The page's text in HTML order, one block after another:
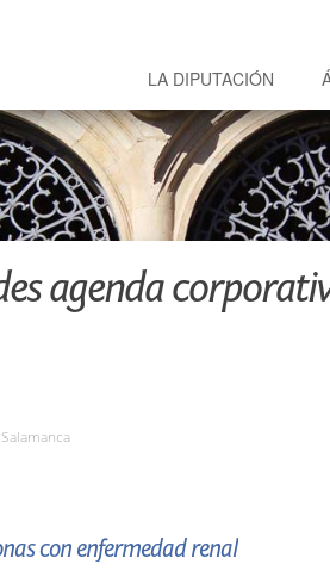
LA DIPUTACIÓN
agenda
con enfermedad renal